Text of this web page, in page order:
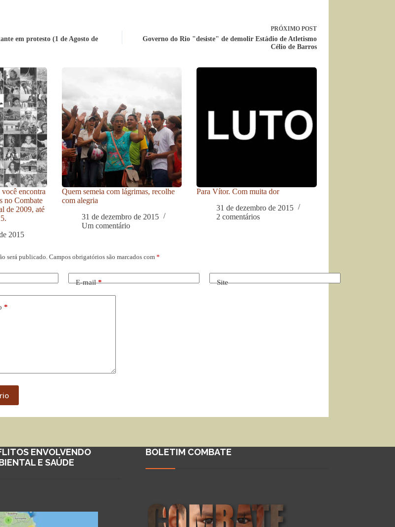
em protesto (1 de Agosto de
PRÓXIMO POST
Governo do Rio "desiste" de demolir Estádio de Atletismo
Célio de Barros
encontra
no Combate
de 2009, até
2015
Quem semeia com lágrimas, recolhe
com alegria
31 de dezembro de 2015
Um comentário
Para Vítor. Com muita dor
31 de dezembro de 2015
2 comentários
será publicado. Campos obrigatórios são marcados com *
E-mail* Site
*
ENVOLVENDO
E SAÚDE
BOLETIM COMBATE